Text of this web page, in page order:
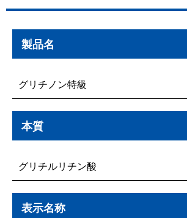
製品名
グリチノン特級
本質
グリチルリチン酸
表示名称